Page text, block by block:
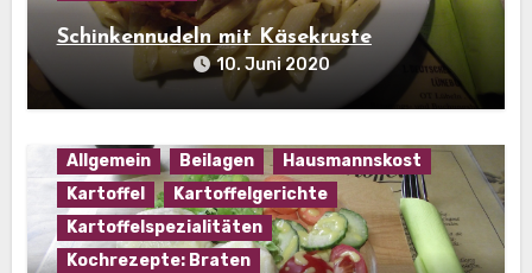
Schinkennudeln mit Käsekruste
10. Juni 2020
Allgemein Beilagen
Hausmannskost
Kartoffel
Kartoffelgerichte
Kartoffelspezialitäten
Kochrezepte: Braten